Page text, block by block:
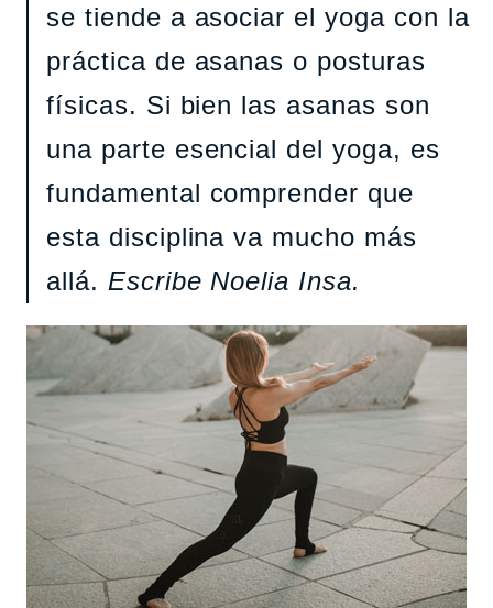
se tiende a asociar el yoga con la
práctica de asanas o posturas
físicas. Si bien las asanas son
una parte esencial del yoga, es
fundamental comprender que
esta disciplina va mucho más
allá. Escribe Noelia Insa.